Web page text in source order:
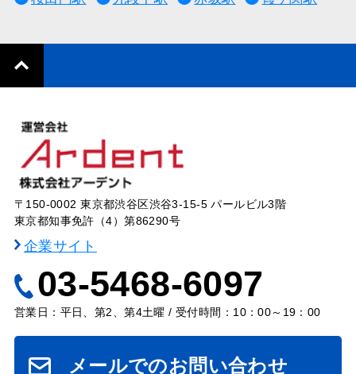
〒150-0002 東京都渋谷区渋谷3-15-5 パールビル3階
東京都知事免許（4）第86290号
企業サイト
03-5468-6097
営業日：平日、第2、第4土曜 / 受付時間：10：00～19：00
メールでのお問い合わせ